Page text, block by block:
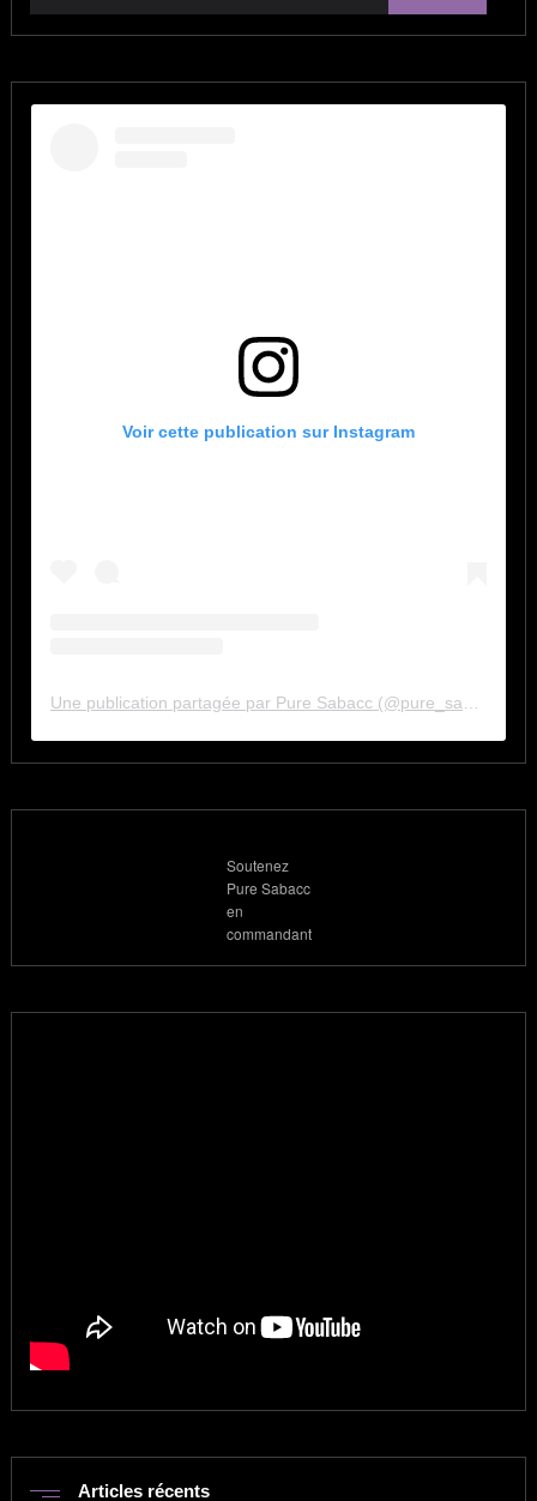
Voir cette publication sur Instagram
Soutenez
Pure Sabacc
en
commandant
Articles récents